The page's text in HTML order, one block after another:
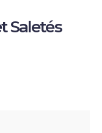
Saletés